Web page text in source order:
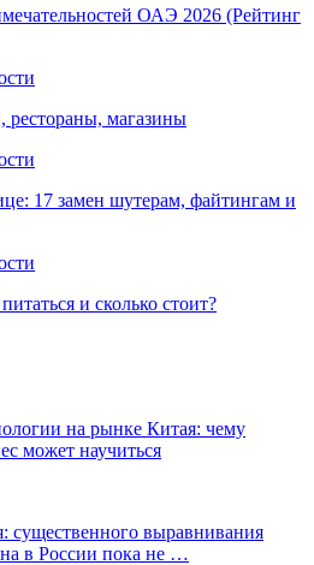
ОАЭ 2026 (Рейтинг
рестораны, магазины
17 замен шутерам, файтингам и
и сколько стоит?
на рынке Китая: чему
может научиться
существенного выравнивания
в России пока не …